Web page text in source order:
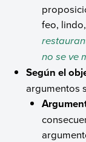
feo,
no se ve
Según el
argumentos